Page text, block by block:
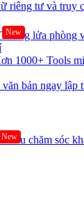
riêng tư và truy
New
Tường lửa phòng
1000+ Tools
bản ngay
Newưu chăm sóc